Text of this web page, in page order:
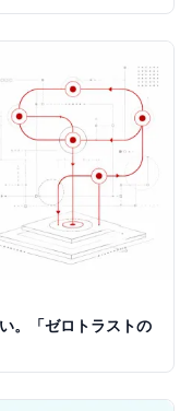
。「ゼロトラストの